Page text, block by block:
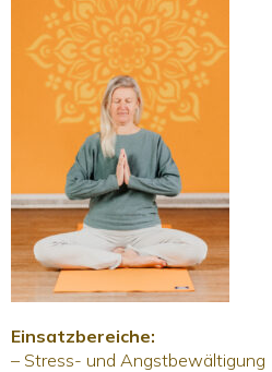
Einsatzbereiche:
– Stress- und Angstbewältigung